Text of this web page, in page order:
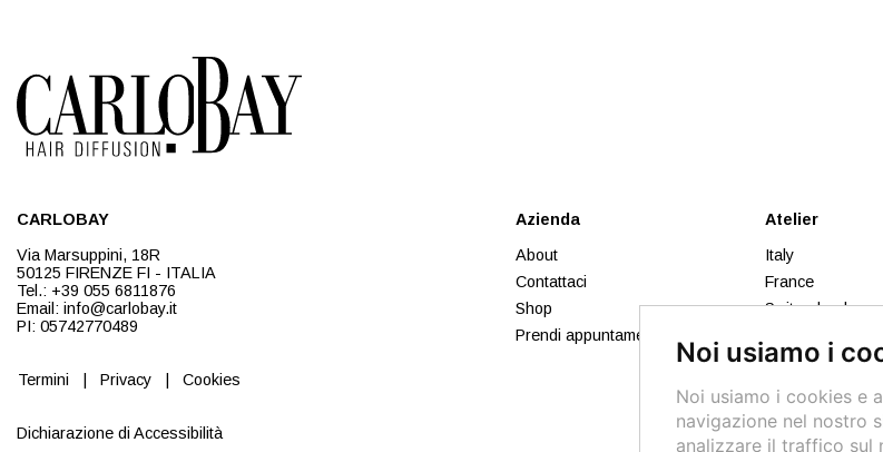
Noi usiamo i
Noi usiamo i cookies e
navigazione nel nostro
analizzare il traffico sul
CARLOBAY
Via Marsuppini, 18R
50125 FIRENZE FI - ITALIA
Tel.: +39 055 6811876
Email: info@carlobay.it
PI: 05742770489
Termini Privacy Cookies
Dichiarazione di Accessibilità
Azienda
About
Contattaci
Shop
Prendi appuntamento
Atelier
Italy
France
Switzerland
Lebanon
Syria